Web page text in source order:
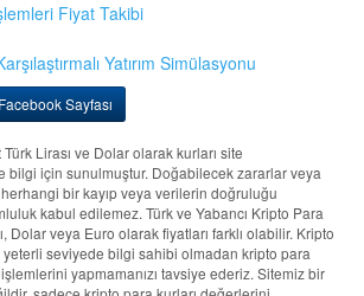
Fiyat Takibi
Yatırım Simülasyonu
Sayfası
Lirası ve Dolar olarak kurları site
bilgi için sunulmuştur. Doğabilecek zararlar veya
bir kayıp veya verilerin doğruluğu
kabul edilemez. Türk ve Yabancı Kripto Para
Dolar veya Euro olarak fiyatları farklı olabilir. Kripto
yeterli seviyede bilgi sahibi olmadan kripto para
işlemlerini yapmamanızı tavsiye ederiz. Sitemiz bir